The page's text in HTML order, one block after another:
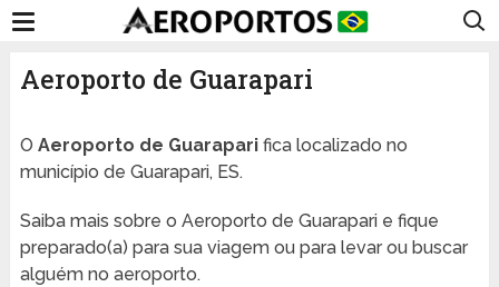
Aeroporto de Guarapari
O Aeroporto de Guaraparifica localizado no
município de Guarapari, ES.
Saiba mais sobre o Aeroporto de Guarapari e fique
preparado(a) para sua viagem ou para levar ou buscar
alguém no aeroporto.